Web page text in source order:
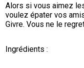
Alors si vous aimez
voulez épater vos
Givre. Vous ne le
Ingrédients :